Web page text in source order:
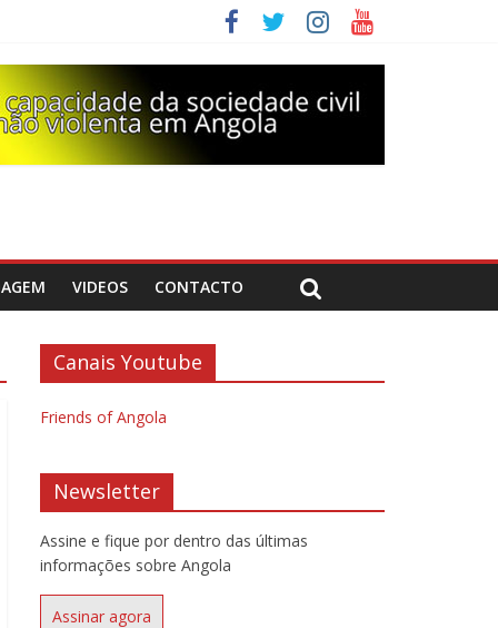
VIDEOS CONTACTO
Canais Youtube
Friends of Angola
Newsletter
Assine e fique por dentro das últimas
informações sobre Angola
Assinar agora